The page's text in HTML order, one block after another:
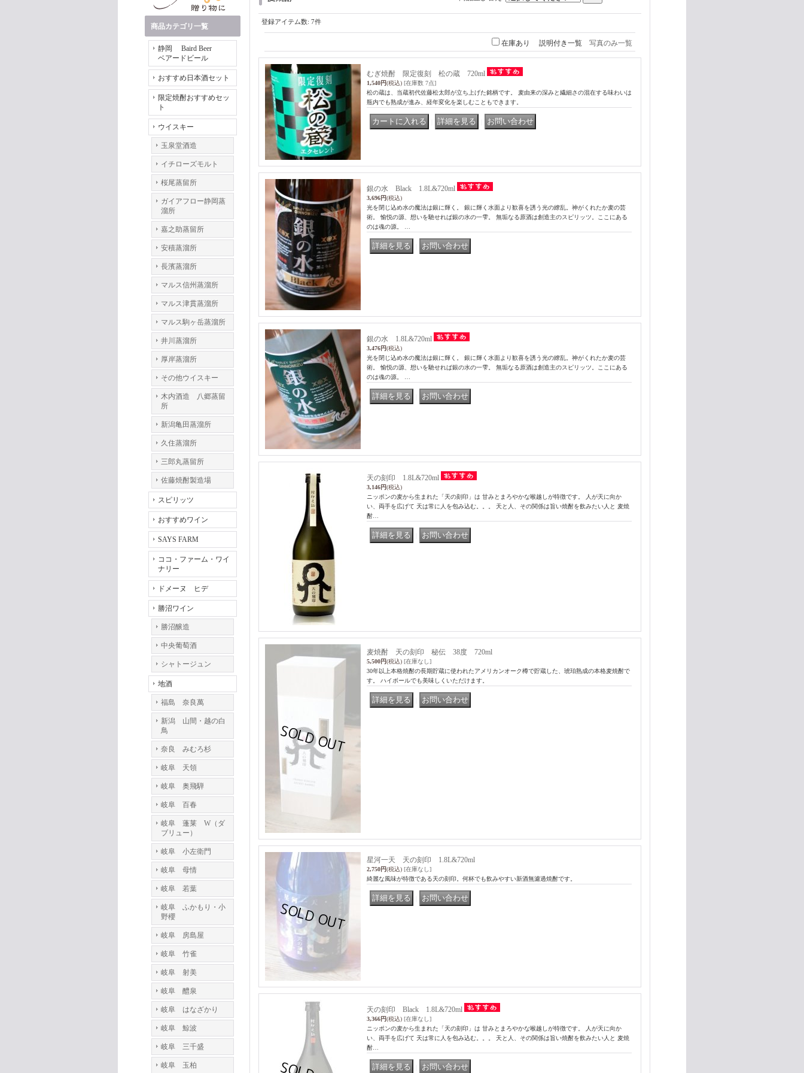
商品カテゴリ一覧
静岡 Baird Beer
ベアードビール
おすすめ日本酒セット
限定焼酎おすすめセッ
ト
ウイスキー
玉泉堂酒造
イチローズモルト
桜尾蒸留所
ガイアフロー静岡蒸
溜所
嘉之助蒸留所
安積蒸溜所
長濱蒸溜所
マルス信州蒸溜所
マルス津貫蒸溜所
マルス駒ヶ岳蒸溜所
井川蒸溜所
厚岸蒸溜所
その他ウイスキー
木内酒造 八郷蒸留
所
新潟亀田蒸溜所
久住蒸溜所
三郎丸蒸留所
佐藤焼酎製造場
スピリッツ
おすすめワイン
SAYS FARM
ココ・ファーム・ワイ
ナリー
ドメーヌ ヒデ
勝沼ワイン
勝沼醸造
中央葡萄酒
シャトージュン
地酒
福島 奈良萬
新潟 山間・越の白
鳥
奈良 みむろ杉
岐阜 天領
岐阜 奥飛騨
岐阜 百春
岐阜 蓬莱 W（ダ
ブリュー）
岐阜 小左衛門
岐阜 母情
岐阜 若葉
岐阜 ふかもり・小
野櫻
岐阜 房島屋
岐阜 竹雀
岐阜 射美
岐阜 醴泉
岐阜 はなざかり
岐阜 鯨波
岐阜 三千盛
岐阜 玉柏
登録アイテム数: 7件
在庫あり 説明付き一覧 写真のみ一覧
むぎ焼酎 限定復刻 松の蔵 720ml
1,540円(税込) [在庫数 7点]
松の蔵は、当蔵初代佐藤松太郎が立ち上げた銘柄です。 麦由来の深みと繊細さの混在する味わいは
瓶内でも熟成が進み、経年変化を楽しむこともできます。
銀の水 Black 1.8L&720ml
3,696円(税込)
光を閉じ込め水の魔法は銀に輝く。 銀に輝く水面より歓喜を誘う光の繚乱。神がくれたか麦の芸
術。 愉悦の源、想いを馳せれば銀の水の一雫。 無垢なる原酒は創造主のスピリッツ。ここにある
のは魂の源。 …
銀の水 1.8L&720ml
3,476円(税込)
光を閉じ込め水の魔法は銀に輝く。 銀に輝く水面より歓喜を誘う光の繚乱。神がくれたか麦の芸
術。 愉悦の源、想いを馳せれば銀の水の一雫。 無垢なる原酒は創造主のスピリッツ。ここにある
のは魂の源。 …
天の刻印 1.8L&720ml
3,146円(税込)
ニッポンの麦から生まれた「天の刻印」は 甘みとまろやかな喉越しが特徴です。 人が天に向か
い、両手を広げて 天は常に人を包み込む。。。 天と人、その関係は旨い焼酎を飲みたい人と 麦焼
酎…
麦焼酎 天の刻印 秘伝 38度 720ml
5,500円(税込) [在庫なし]
30年以上本格焼酎の長期貯蔵に使われたアメリカンオーク樽で貯蔵した、琥珀熟成の本格麦焼酎で
す。 ハイボールでも美味しくいただけます。
星河一天 天の刻印 1.8L&720ml
2,750円(税込) [在庫なし]
綺麗な風味が特徴である天の刻印。何杯でも飲みやすい新酒無濾過焼酎です。
天の刻印 Black 1.8L&720ml
3,366円(税込) [在庫なし]
ニッポンの麦から生まれた「天の刻印」は 甘みとまろやかな喉越しが特徴です。 人が天に向か
い、両手を広げて 天は常に人を包み込む。。。 天と人、その関係は旨い焼酎を飲みたい人と 麦焼
酎…